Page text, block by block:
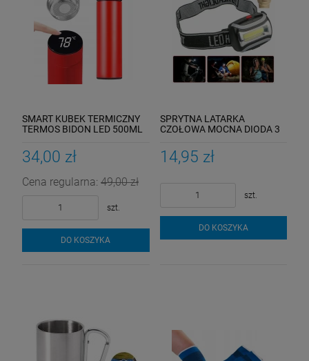
SMART KUBEK TERMICZNY
TERMOS BIDON LED 500ML
34,00 zł
Cena regularna: 49,00 zł
szt.
DO KOSZYKA
SPRYTNA LATARKA
CZOŁOWA MOCNA DIODA 3
14,95 zł
szt.
DO KOSZYKA